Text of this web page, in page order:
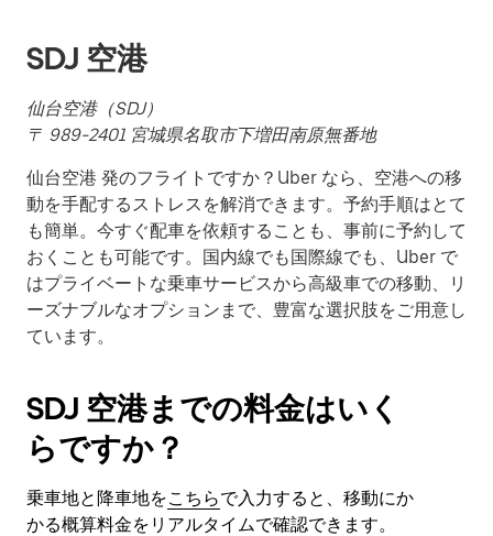
ン
カ
レ
ン
ダ
ー
を
閉
じ
ま
す。
SDJ 空港
仙台空港（SDJ）
〒 989-2401 宮城県名取市下増田南原無番地
仙台空港 発のフライトですか？Uber なら、空港への移
動を手配するストレスを解消できます。予約手順はとて
も簡単。今すぐ配車を依頼することも、事前に予約して
おくことも可能です。国内線でも国際線でも、Uber で
はプライベートな乗車サービスから高級車での移動、リ
ーズナブルなオプションまで、豊富な選択肢をご用意し
ています。
SDJ 空港までの料金はいく
らですか？
乗車地と降車地をこちらで入力すると、移動にか
かる概算料金をリアルタイムで確認できます。